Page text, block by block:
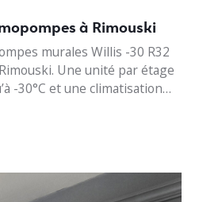
à Rimouski
murales Willis -30 R32
Une unité par étage
-30°C et une climatisation